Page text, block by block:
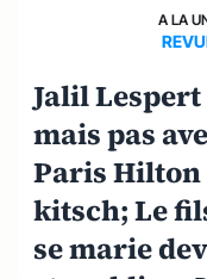
A LA
Jalil
mais pas
Paris Hilton
kitsch; Le
se marie